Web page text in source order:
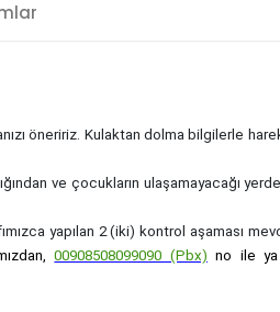
öneririz. Kulaktan dolma bilgilerle
ve çocukların ulaşamayacağı yerde
yapılan 2 (iki) kontrol aşaması
00908508099090 (Pbx) no ile